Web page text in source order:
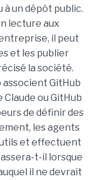
un dépôt public.
lecture aux
il peut
et les publier
la société.
GitHub
Claude ou GitHub
de définir des
les agents
et effectuent
t-il lorsque
il ne devrait